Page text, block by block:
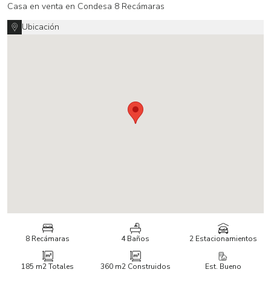
Casa en venta en Condesa 8 Recámaras
Ubicación
8 Recámaras 4 Baños 2 Estacionamientos
185 m2Totales 360 m2Construidos Est. Bueno